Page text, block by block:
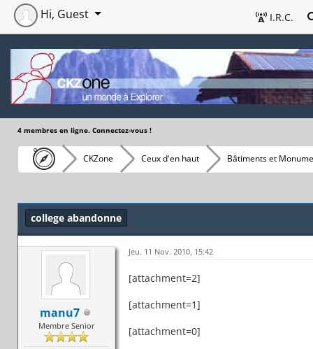
I.R.C.
Hi, Guest
4 membres en ligne. Connectez-vous !
CKZone Ceux d'en haut Bâtiments et
college abandonne
manu7
Membre Senior
Jeu. 11 Nov. 2010, 15:42
[attachment=2]
[attachment=1]
[attachment=0]